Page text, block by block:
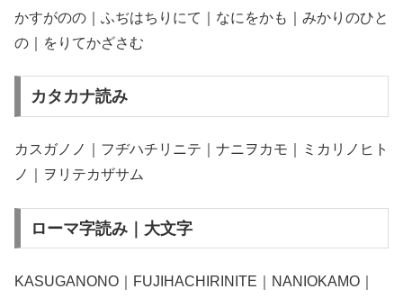
かすがのの｜ふぢはちりにて｜なにをかも｜みかりのひと
の｜をりてかざさむ
カタカナ読み
カスガノノ｜フヂハチリニテ｜ナニヲカモ｜ミカリノヒト
ノ｜ヲリテカザサム
ローマ字読み｜大文字
KASUGANONO｜FUJIHACHIRINITE｜NANIOKAMO｜